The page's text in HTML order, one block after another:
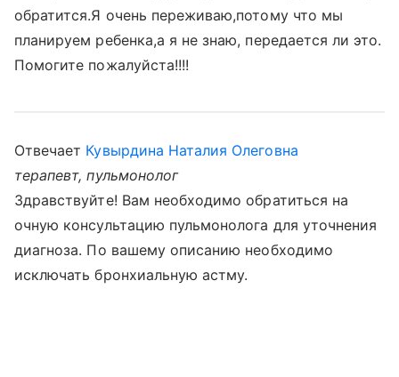
обратится.Я очень переживаю,потому что мы
планируем ребенка,а я не знаю, передается ли это.
Помогите пожалуйста!!!!
Отвечает Кувырдина Наталия Олеговна
терапевт, пульмонолог
Здравствуйте! Вам необходимо обратиться на
очную консультацию пульмонолога для уточнения
диагноза. По вашему описанию необходимо
исключать бронхиальную астму.